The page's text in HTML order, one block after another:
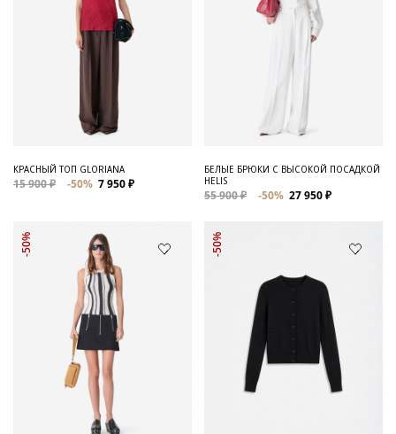
КРАСНЫЙ ТОП GLORIANA
15 900 ₽ -50% 7 950 ₽
БЕЛЫЕ БРЮКИ С ВЫСОКОЙ ПОСАДКОЙ
HELIS
55 900 ₽ -50% 27 950 ₽
-50% -50%